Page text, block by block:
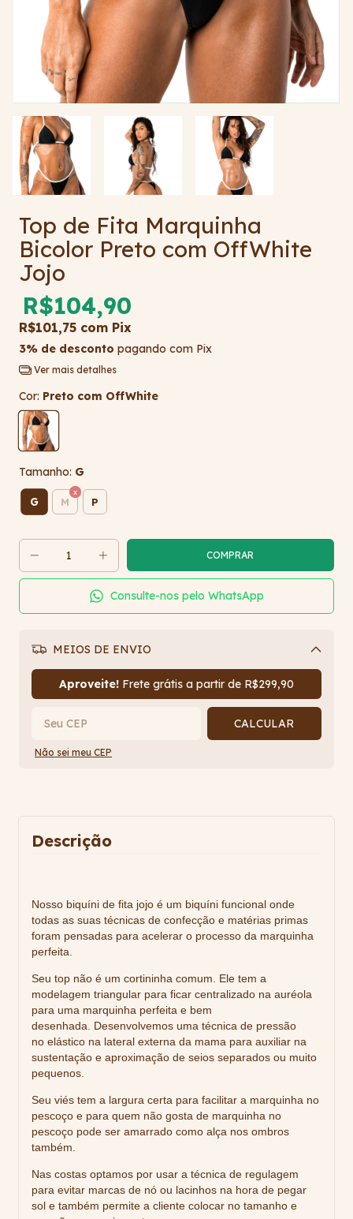
Top de Fita Marquinha
Bicolor Preto com OffWhite
Jojo
R$104,90
R$101,75 com Pix
3% de desconto pagando com Pix
Ver mais detalhes
Cor: Preto com OffWhite
Tamanho: G
G M P
Consulte-nos pelo WhatsApp
MEIOS DE ENVIO
Aproveite! Frete grátis a partir de R$299,90
CALCULAR
Não sei meu CEP
Descrição
Nosso biquíni de fita jojo é um biquíni funcional onde
todas as suas técnicas de confecção e matérias primas
foram pensadas para acelerar o processo da marquinha
perfeita.
Seu top não é um cortininha comum. Ele tem a
modelagem triangular para ficar centralizado na auréola
para uma marquinha perfeita e bem
desenhada. Desenvolvemos uma técnica de pressão
no elástico na lateral externa da mama para auxiliar na
sustentação e aproximação de seios separados ou muito
pequenos.
Seu viés tem a largura certa para facilitar a marquinha no
pescoço e para quem não gosta de marquinha no
pescoço pode ser amarrado como alça nos ombros
também.
Nas costas optamos por usar a técnica de regulagem
para evitar marcas de nó ou lacinhos na hora de pegar
sol e também permite a cliente colocar no tamanho e